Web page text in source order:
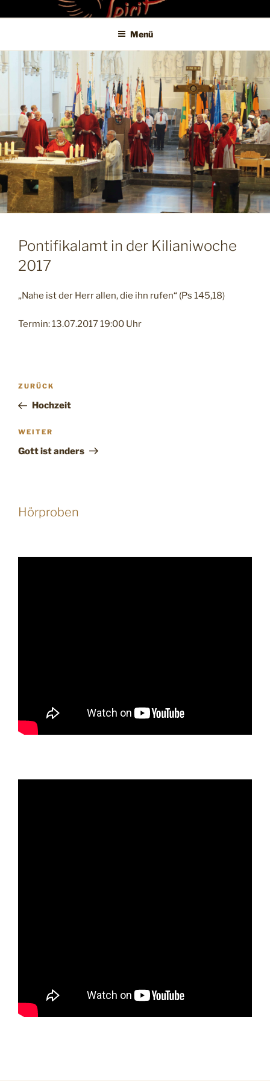
InhaltSPIRITKITCHEN
Menü
Pontifikalamt in der Kilianiwoche
2017
„Nahe ist der Herr allen, die ihn rufen“ (Ps 145,18)
Termin: 13.07.2017 19:00 Uhr
Beitragsnavigation
Vorheriger
Beitrag
ZURÜCK
Hochzeit
Nächster
Beitrag
WEITER
Gott ist anders
Hörproben